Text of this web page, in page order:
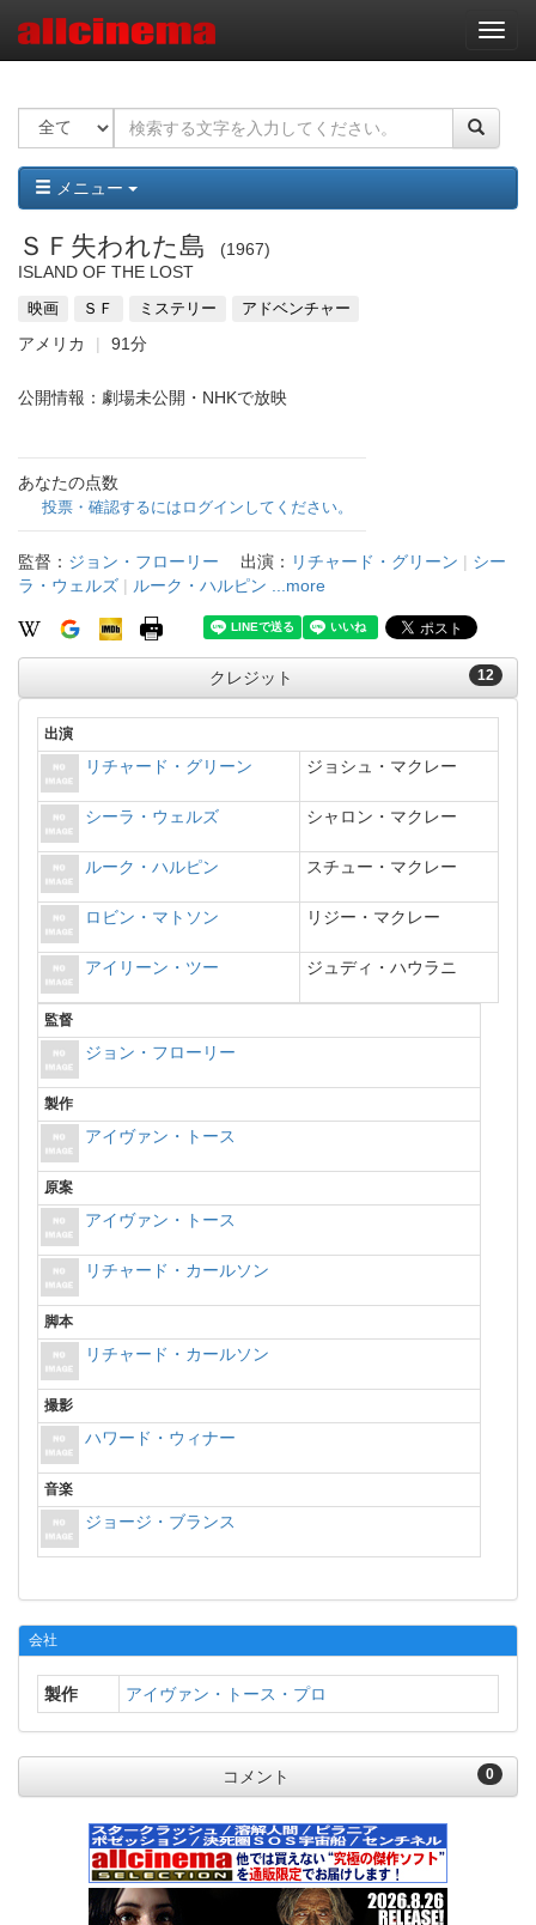
ナ
ビ
ー
ョ
ン
メニュー
ＳＦ失われた島
1967
ISLAND OF THE LOST
映画 ＳＦ ミステリー アドベンチャー
アメリカ 91分
公開情報：劇場未公開・NHKで放映
あなたの点数
投票・確認するにはログインしてください。
監督： ジョン・フローリー 出演： リチャード・グリーン | シー
ラ・ウェルズ | ルーク・ハルピン ...more
12
クレジット
出演
リチャード・グリーン ジョシュ・マクレー
シーラ・ウェルズ シャロン・マクレー
ルーク・ハルピン スチュー・マクレー
ロビン・マトソン リジー・マクレー
アイリーン・ツー ジュディ・ハウラニ
監督
ジョン・フローリー
製作
アイヴァン・トース
原案
アイヴァン・トース
リチャード・カールソン
脚本
リチャード・カールソン
撮影
ハワード・ウィナー
音楽
ジョージ・ブランス
会社
製作 アイヴァン・トース・プロ
0
コメント